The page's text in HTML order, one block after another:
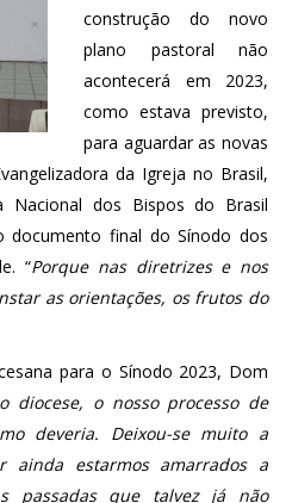
construção do novo
plano pastoral não
acontecerá em 2023,
como estava previsto,
para aguardar as novas
da Igreja no Brasil,
Nacional dos Bispos do Brasil
documento final do Sínodo dos
“Porque nas diretrizes e nos
as orientações, os frutos do
para o Sínodo 2023, Dom
diocese, o nosso processo de
deveria. Deixou-se muito a
ainda estarmos amarrados a
passadas que talvez já não